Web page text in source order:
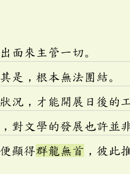
面來主管一切。
是，根本無法團結。
況，才能開展日後的工
對文學的發展也許並
顯得群龍無首 ，彼此